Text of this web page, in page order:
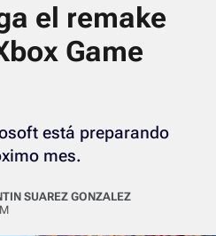
el remake
Game
está preparando
mes.
SUAREZ GONZALEZ